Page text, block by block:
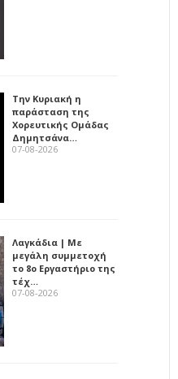
Την Κυριακή η
παράσταση της
Χορευτικής Ομάδας
Δημητσάνα…
07-08-2026
Λαγκάδια | Με
μεγάλη συμμετοχή
το 8ο Εργαστήριο της
τέχ…
07-08-2026